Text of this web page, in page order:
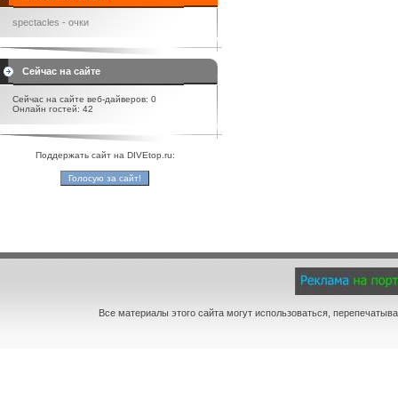
spectacles - очки
Сейчас на сайте
Сейчас на сайте веб-дайверов: 0
Онлайн гостей: 42
Поддержать сайт на DIVEtop.ru:
Все материалы этого сайта могут использоваться,